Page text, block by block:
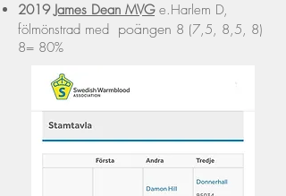
2019James Dean MVG e.Harlem D,
fölmönstrad med poängen 8 (7,5, 8,5, 8)
8= 80%